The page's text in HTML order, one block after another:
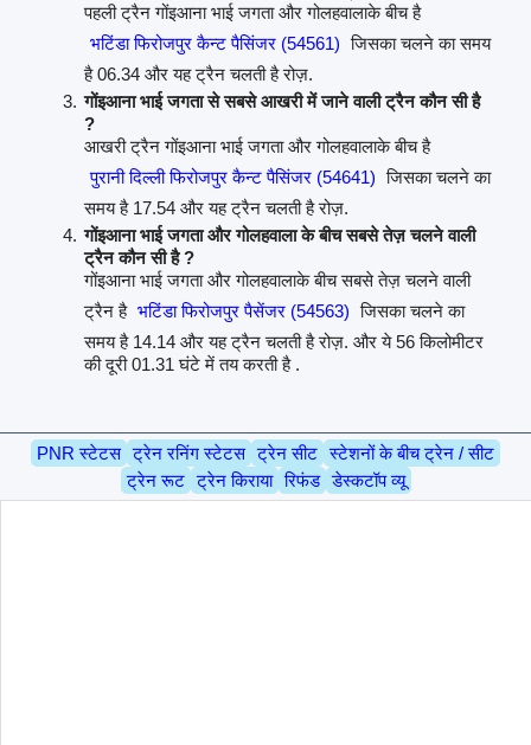
पहली ट्रैन गोंइआना भाई जगता और गोलहवालाके बीच है
भटिंडा फिरोजपुर कैन्ट पैसिंजर (54561) जिसका चलने का समय
है 06.34 और यह ट्रैन चलती है रोज़.
गोंइआना भाई जगता से सबसे आखरी में जाने वाली ट्रैन कौन सी है
?
आखरी ट्रैन गोंइआना भाई जगता और गोलहवालाके बीच है
पुरानी दिल्ली फिरोजपुर कैन्ट पैसिंजर (54641) जिसका चलने का
समय है 17.54 और यह ट्रैन चलती है रोज़.
गोंइआना भाई जगता और गोलहवाला के बीच सबसे तेज़ चलने वाली
ट्रैन कौन सी है ?
गोंइआना भाई जगता और गोलहवालाके बीच सबसे तेज़ चलने वाली
ट्रैन है भटिंडा फिरोजपुर पैसेंजर (54563) जिसका चलने का
समय है 14.14 और यह ट्रैन चलती है रोज़. और ये 56 किलोमीटर
की दूरी 01.31 घंटे में तय करती है .
PNR स्टेटस ट्रेन रनिंग स्टेटस ट्रेन सीट स्टेशनों के बीच ट्रेन / सीट
ट्रेन रूट ट्रेन किराया रिफंड डेस्कटॉप व्यू